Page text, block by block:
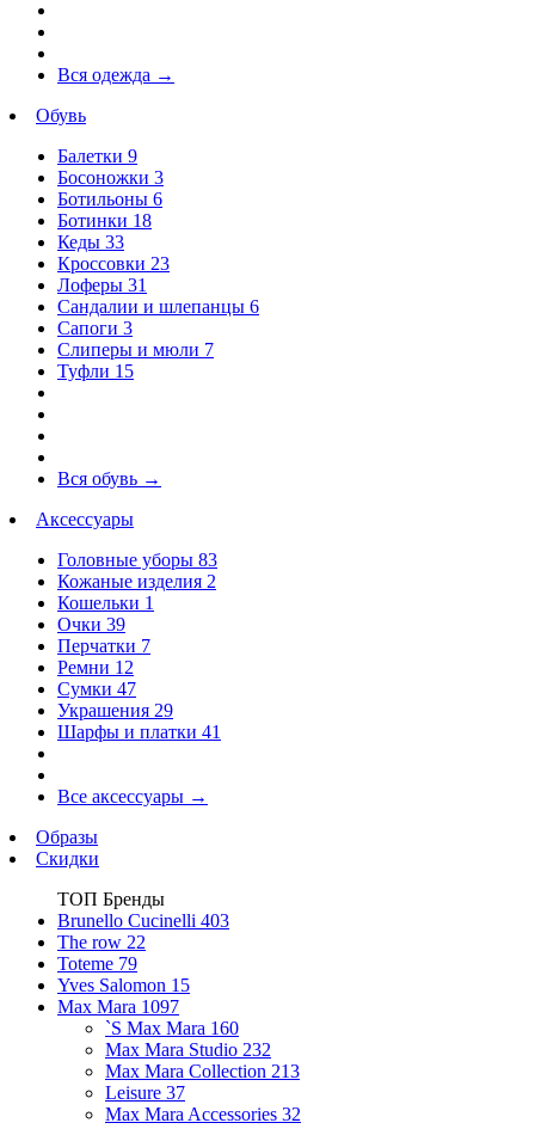
Вся одежда →
Обувь
Балетки 9
Босоножки 3
Ботильоны 6
Ботинки 18
Кеды 33
Кроссовки 23
Лоферы 31
Сандалии и шлепанцы 6
Сапоги 3
Слиперы и мюли 7
Туфли 15
Вся обувь →
Аксессуары
Головные уборы 83
Кожаные изделия 2
Кошельки 1
Очки 39
Перчатки 7
Ремни 12
Сумки 47
Украшения 29
Шарфы и платки 41
Все аксессуары →
Образы
Скидки
ТОП Бренды
Brunello Cucinelli 403
The row 22
Toteme 79
Yves Salomon 15
Max Mara 1097
`S Max Mara 160
Max Mara Studio 232
Max Mara Collection 213
Leisure 37
Max Mara Accessories 32